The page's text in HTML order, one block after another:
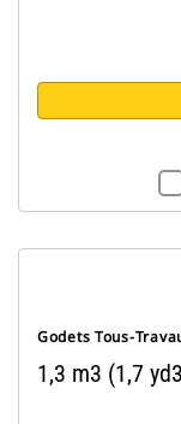
Godets Tous-
1,3 m3 (1,7